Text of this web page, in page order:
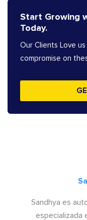
Start Growing
Today.
Our Clients Love
compromise on
Sandhya es
especializada